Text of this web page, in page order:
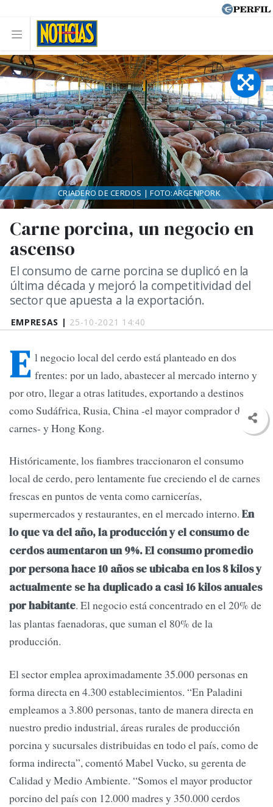
EMPRESAS | 25-10-2021 14:40
Carne porcina, un negocio en
ascenso
El consumo de carne porcina se duplicó en la
última década y mejoró la competitividad del
sector que apuesta a la exportación.
CRIADERO DE CERDOS | FOTO:ARGENPORK
E l negocio local del cerdo está planteado en dos
frentes: por un lado, abastecer al mercado interno y
por otro, llegar a otras latitudes, exportando a destinos
como Sudáfrica, Rusia, China -el mayor comprador de
carnes- y Hong Kong.
Históricamente, los fiambres traccionaron el consumo
local de cerdo, pero lentamente fue creciendo el de carnes
frescas en puntos de venta como carnicerías,
supermercados y restaurantes, en el mercado interno. En
lo que va del año, la producción y el consumo de
cerdos aumentaron un 9%. El consumo promedio
por persona hace 10 años se ubicaba en los 8 kilos y
actualmente se ha duplicado a casi 16 kilos anuales
por habitante. El negocio está concentrado en el 20% de
las plantas faenadoras, que suman el 80% de la
producción.
El sector emplea aproximadamente 35.000 personas en
forma directa en 4.300 establecimientos. “En Paladini
empleamos a 3.800 personas, tanto de manera directa en
nuestro predio industrial, áreas rurales de producción
porcina y sucursales distribuidas en todo el país, como de
forma indirecta”, comentó Mabel Vucko, su gerenta de
Calidad y Medio Ambiente. “Somos el mayor productor
porcino del país con 12.000 madres y 350.000 cerdos